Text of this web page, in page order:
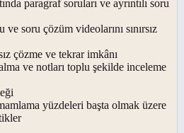
paragraf soruları ve ayrıntılı soru
soru çözüm videolarını sınırsız
çözme ve tekrar imkânı
ve notları toplu şekilde inceleme
yüzdeleri başta olmak üzere